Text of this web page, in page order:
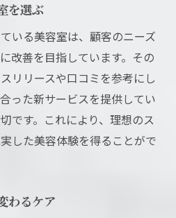
を選ぶ
いる美容室は、顧客のニーズ
改善を目指しています。その
リリースや口コミを参考にし
った新サービスを提供してい
です。これにより、理想のス
した美容体験を得ることがで
わるケア